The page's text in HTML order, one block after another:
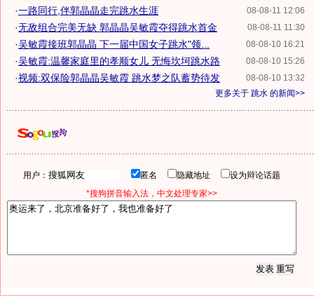
08-08-11 12:06
·一路同行,伴郭晶晶走完跳水生涯
08-08-11 11:30
·无敌组合完美无缺 郭晶晶吴敏霞夺得跳水首金
08-08-10 16:21
·吴敏霞接班郭晶晶 下一届中国女子跳水"领...
08-08-10 15:26
·吴敏霞:温馨家庭里的孝顺女儿 无悔坎坷跳水路
08-08-10 13:32
·视频:双保险郭晶晶吴敏霞 跳水梦之队蓄势待发
更多关于 跳水 的新闻>>
用户： 匿名 隐藏地址
设为辩论话题
*搜狗拼音输入法，中文处理专家>>